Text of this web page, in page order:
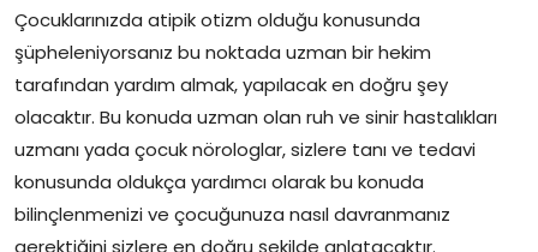
Çocuklarınızda atipik otizm olduğu konusunda
şüpheleniyorsanız bu noktada uzman bir hekim
tarafından yardım almak, yapılacak en doğru şey
olacaktır. Bu konuda uzman olan ruh ve sinir hastalıkları
uzmanı yada çocuk nörologlar, sizlere tanı ve tedavi
konusunda oldukça yardımcı olarak bu konuda
bilinçlenmenizi ve çocuğunuza nasıl davranmanız
gerektiğini sizlere en doğru şekilde anlatacaktır.